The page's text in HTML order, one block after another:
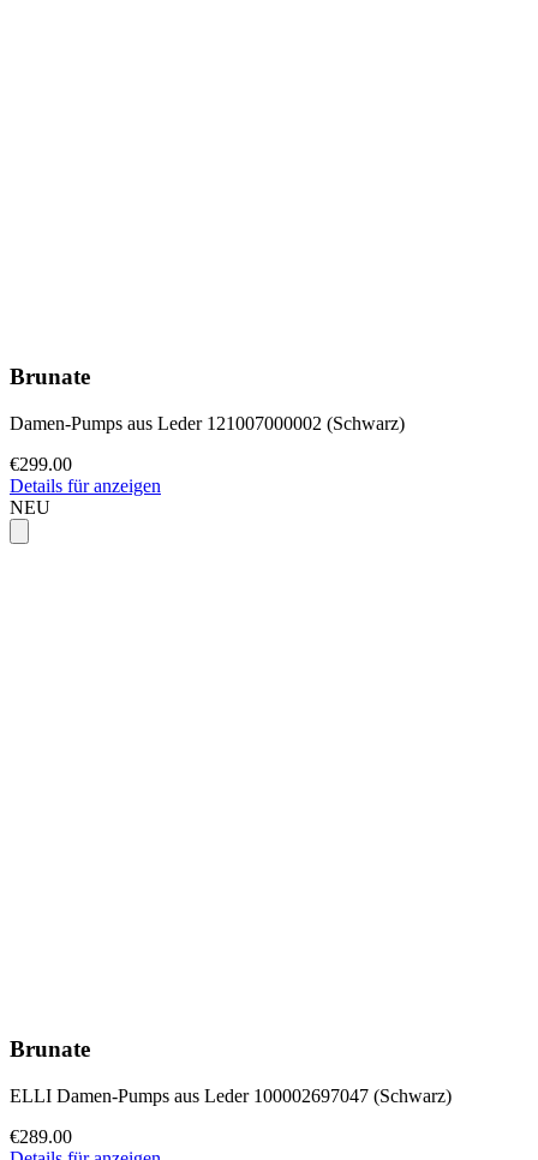
Brunate
Damen-Pumps aus Leder 121007000002 (Schwarz)
€299.00
Details für anzeigen
NEU
Brunate
ELLI Damen-Pumps aus Leder 100002697047 (Schwarz)
€289.00